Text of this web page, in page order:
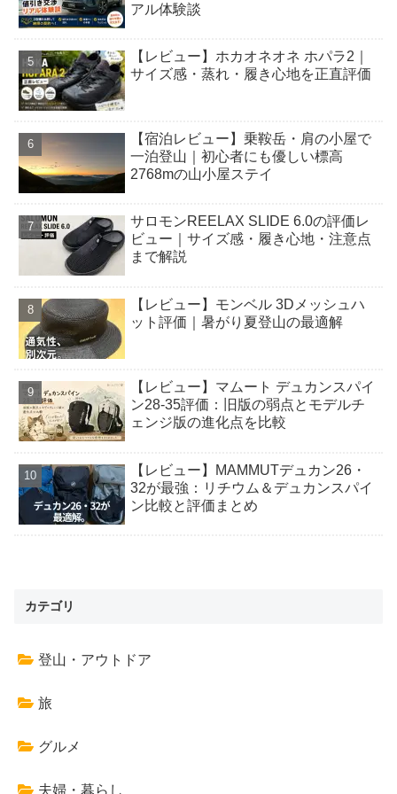
アル体験談
【レビュー】ホカオネオネ ホパラ2｜
サイズ感・蒸れ・履き心地を正直評価
【宿泊レビュー】乗鞍岳・肩の小屋で
一泊登山｜初心者にも優しい標高
2768mの山小屋ステイ
サロモンREELAX SLIDE 6.0の評価レ
ビュー｜サイズ感・履き心地・注意点
まで解説
【レビュー】モンベル 3Dメッシュハ
ット評価｜暑がり夏登山の最適解
【レビュー】マムート デュカンスパイ
ン28-35評価：旧版の弱点とモデルチ
ェンジ版の進化点を比較
【レビュー】MAMMUTデュカン26・
32が最強：リチウム＆デュカンスパイ
ン比較と評価まとめ
カテゴリ
登山・アウトドア
旅
グルメ
夫婦・暮らし